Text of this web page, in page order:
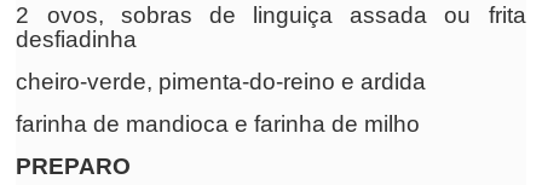
2 ovos, sobras de linguiça assada ou frita
desfiadinha
cheiro-verde, pimenta-do-reino e ardida
farinha de mandioca e farinha de milho
PREPARO